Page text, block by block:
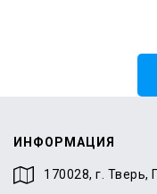
ИНФОРМАЦИЯ
170028, г.